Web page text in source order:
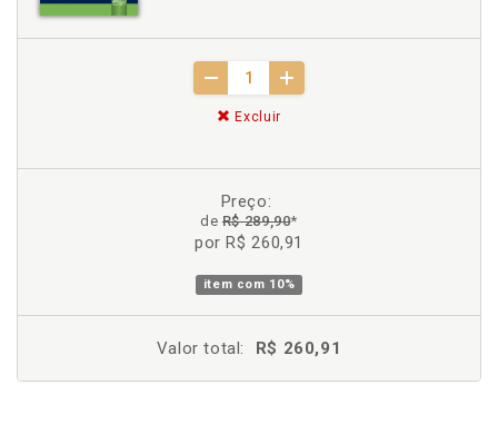
Excluir
Preço:
deR$ 289,90*
por R$ 260,91
item com 10%
Valor total: R$ 260,91